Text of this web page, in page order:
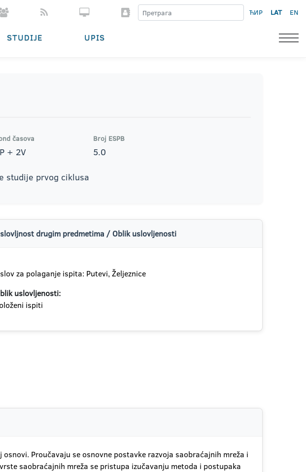
ЋИР LAT EN
STUDIJE UPIS
časova
+ 2V
Broj ESPB
5.0
studije prvog ciklusa
drugim predmetima / Oblik uslovljenosti
za polaganje ispita: Putevi, Željeznice
uslovljenosti:
ispiti
Proučavaju se osnovne postavke razvoja saobraćajnih mreža i
saobraćajnih mreža se pristupa izučavanju metoda i postupaka